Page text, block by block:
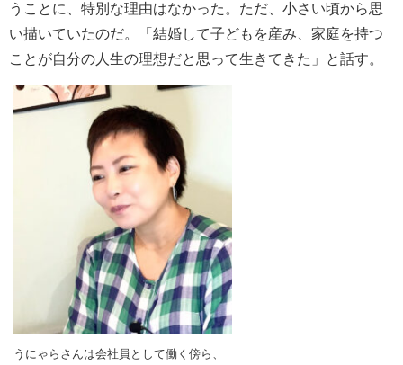
うことに、特別な理由はなかった。ただ、小さい頃から思
い描いていたのだ。「結婚して子どもを産み、家庭を持つ
ことが自分の人生の理想だと思って生きてきた」と話す。
うにゃらさんは会社員として働く傍ら、